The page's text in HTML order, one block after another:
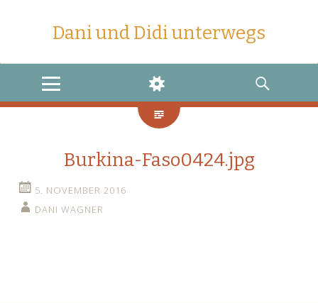
Dani und Didi unterwegs
MENU
WIDGETS
SEARCH
Burkina-Faso0424.jpg
5. NOVEMBER 2016
DANI WAGNER